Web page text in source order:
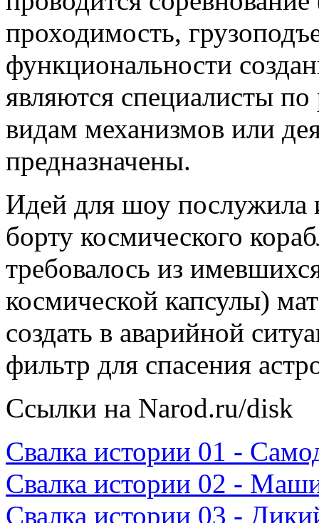
проходимость,
функциональности
являются специалисты
видам механизмов или
предназначены.
Идей для шоу послужила
борту космического
требовалось из
космической капсулы)
создать в аварийной
фильтр для спасения
Ссылки на Narod.ru/disk
Свалка истории 01 -
Свалка истории 02 -
Свалка истории 03 -